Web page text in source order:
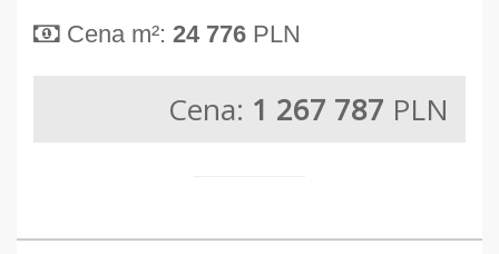
Cena m²: 24 776 PLN
Cena: 1 267 787 PLN